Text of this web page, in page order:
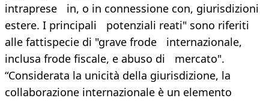
intraprese in, o in connessione con, giurisdizioni
estere. I principali potenziali reati" sono riferiti
alle fattispecie di "grave frode internazionale,
inclusa frode fiscale, e abuso di mercato".
“Considerata la unicità della giurisdizione, la
collaborazione internazionale è un elemento